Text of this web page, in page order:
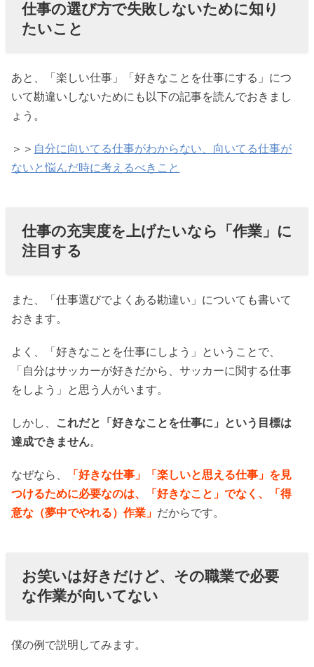
仕事の選び方で失敗しないために知り
たいこと
あと、「楽しい仕事」「好きなことを仕事にする」につ
いて勘違いしないためにも以下の記事を読んでおきまし
ょう。
＞＞ 自分に向いてる仕事がわからない、向いてる仕事が
ないと悩んだ時に考えるべきこと
仕事の充実度を上げたいなら「作業」に
注目する
また、「仕事選びでよくある勘違い」についても書いて
おきます。
よく、「好きなことを仕事にしよう」ということで、
「自分はサッカーが好きだから、サッカーに関する仕事
をしよう」と思う人がいます。
しかし、 これだと「好きなことを仕事に」という目標は
達成できません。
なぜなら、
「好きな仕事」「楽しいと思える仕事」を見
つけるために必要なのは、「好きなこと」でなく、「得
意な（夢中でやれる）作業」 だからです。
お笑いは好きだけど、その職業で必要
な作業が向いてない
僕の例で説明してみます。